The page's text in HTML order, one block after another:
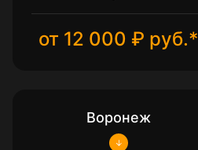
от 12 000 ₽ руб.*
Воронеж